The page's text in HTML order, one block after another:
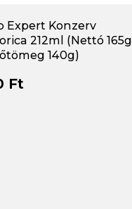
Expert Konzerv
212ml (Nettó 165g
140g)
Ft